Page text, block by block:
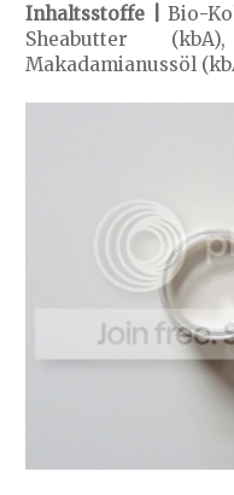
Inhaltsstoffe |
Bio-
Sheabutter
Makadamianussöl